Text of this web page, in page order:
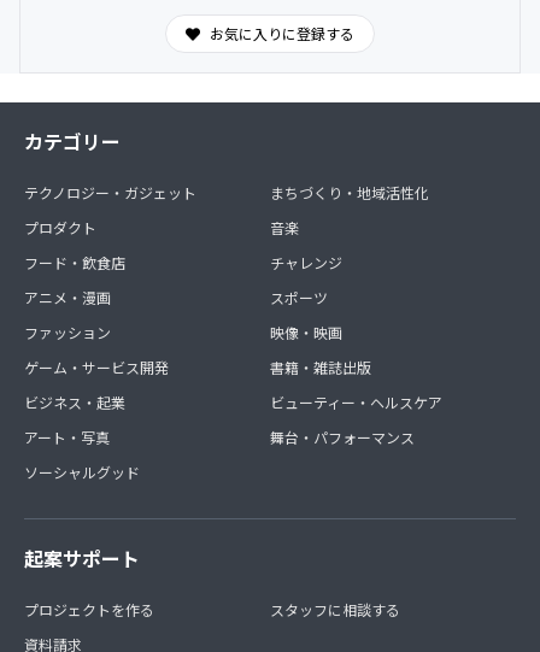
お気に入りに登録する
カテゴリー
テクノロジー・ガジェット
プロダクト
フード・飲食店
アニメ・漫画
ファッション
ゲーム・サービス開発
ビジネス・起業
アート・写真
ソーシャルグッド
まちづくり・地域活性化
音楽
チャレンジ
スポーツ
映像・映画
書籍・雑誌出版
ビューティー・ヘルスケア
舞台・パフォーマンス
起案サポート
プロジェクトを作る
資料請求
スタッフに相談する